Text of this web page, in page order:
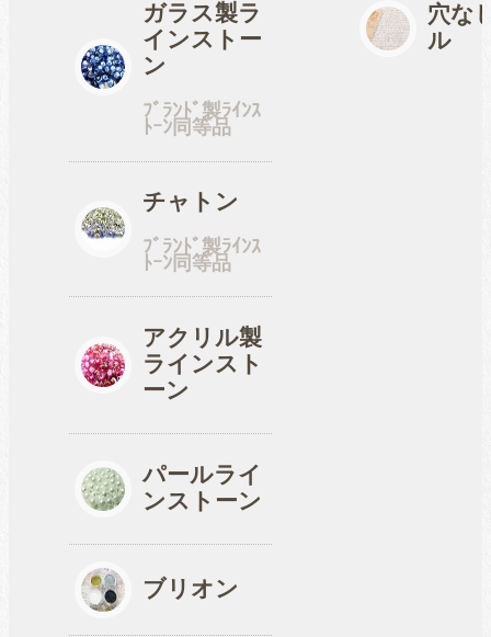
ガラス製ラ
インストー
ン
ﾌﾞﾗﾝﾄﾞ製ﾗｲﾝｽ
ﾄｰﾝ同等品
チャトン
ﾌﾞﾗﾝﾄﾞ製ﾗｲﾝｽ
ﾄｰﾝ同等品
アクリル製
ラインスト
ーン
パールライ
ンストーン
ブリオン
穴な
ル